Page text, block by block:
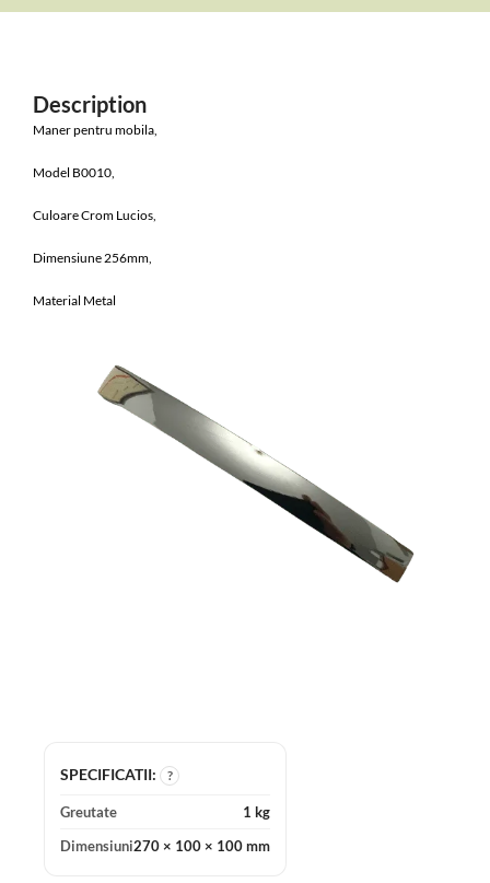
Description
Maner pentru mobila,
Model B0010,
Culoare Crom Lucios,
Dimensiune 256mm,
Material Metal
SPECIFICATII: ?
Greutate
1 kg
Dimensiuni270 × 100 × 100 mm